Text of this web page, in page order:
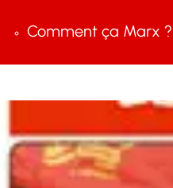
Comment ça Marx ?